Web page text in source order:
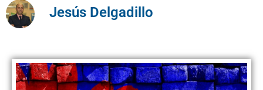
Jesús Delgadillo